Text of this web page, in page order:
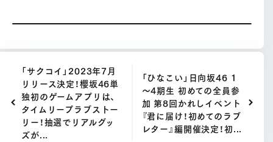
「サクコイ」2023年7月
リリース決定！櫻坂46単
独初のゲームアプリは、
タイムリープラブストー
リー！抽選でリアルグッ
ズが...
「ひなこい」日向坂46 1
～4期生 初めての全員参
加 第8回かれしイベント
『君に届け！初めてのラブ
レター』編開催決定！初...